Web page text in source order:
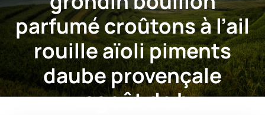
parfumé croûtons à l’ail
rouille aïoli piments
daube provençale
ragoût de b